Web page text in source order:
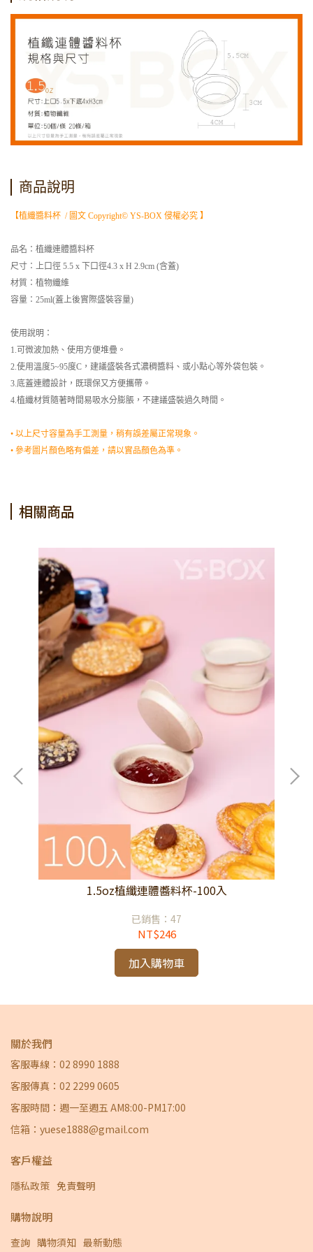
商品說明
【植纖醬料杯 / 圖文 Copyright© YS-BOX 侵權必究 】
品名：植纖連體醬料杯
尺寸：上口徑 5.5 x 下口徑4.3 x H 2.9cm (含蓋)
材質：植物纖維
容量：25ml(蓋上後實際盛裝容量)
使用說明：
1.可微波加熱、使用方便堆疊。
2.使用溫度5~95度C，建議盛裝各式濃稠醬料、或小點心等外袋包裝。
3.底蓋連體設計，既環保又方便攜帶。
4.植纖材質隨著時間易吸水分膨脹，不建議盛裝過久時間。
• 以上尺寸容量為手工測量，稍有誤差屬正常現象。
• 參考圖片顏色略有偏差，請以實品顏色為準。
相關商品
1.5oz植纖連體醬料杯-100入
已銷售：47
NT$246
加入購物車
關於我們
客服專線：02 8990 1888
客服傳真：02 2299 0605
客服時間：週一至週五 AM8:00-PM17:00
信箱：yuese1888@gmail.com
客戶權益
隱私政策 免責聲明
購物說明
查詢 購物須知 最新動態